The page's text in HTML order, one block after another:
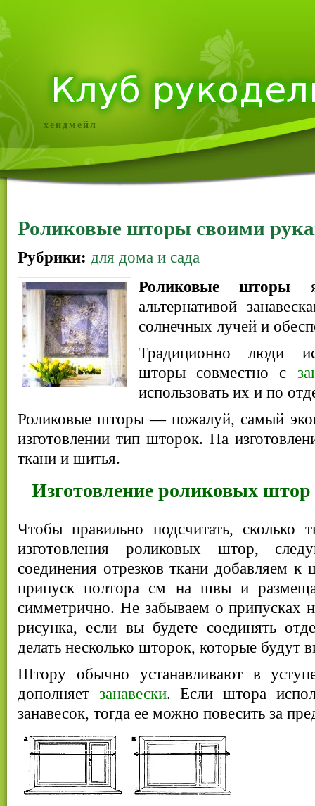
хендмейл
Роликовые шторы своими
Рубрики: для дома и сада
Роликовые шторы
альтернативой
солнечных лучей и
Традиционно люди
шторы совместно с
использовать их и по
Роликовые шторы — пожалуй, самый
изготовлении тип шторок. На
ткани и шитья.
Изготовление роликовых штор
Чтобы правильно подсчитать, сколько
изготовления роликовых штор,
соединения отрезков ткани добавляем к
припуск полтора см на швы и
симметрично. Не забываем о припусках
рисунка, если вы будете соединять
делать несколько шторок, которые будут
Штору обычно устанавливают в
дополняет занавески. Если штора
занавесок, тогда ее можно повесить за